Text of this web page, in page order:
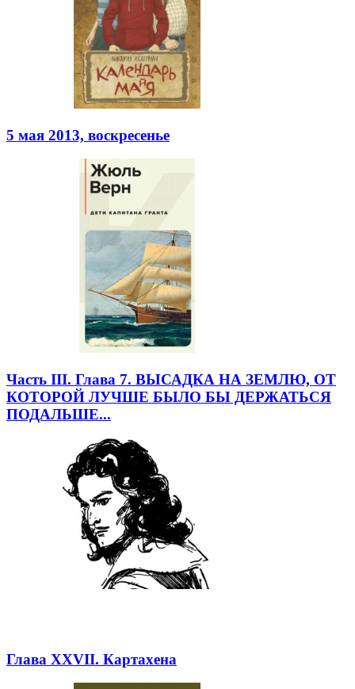
5 мая 2013, воскресенье
Часть III. Глава 7. ВЫСАДКА НА ЗЕМЛЮ, ОТ
КОТОРОЙ ЛУЧШЕ БЫЛО БЫ ДЕРЖАТЬСЯ
ПОДАЛЬШЕ...
Глава XXVII. Картахена